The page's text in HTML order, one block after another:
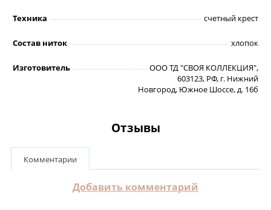
Техника счетный крест
Состав ниток хлопок
Изготовитель
ООО ТД "СВОЯ КОЛЛЕКЦИЯ",
603123, РФ, г. Нижний
Новгород, Южное Шоссе, д. 16б
Отзывы
Комментарии
Добавить комментарий